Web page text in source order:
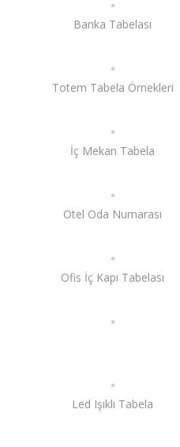
Banka Tabelası
Totem Tabela Örnekleri
İç Mekan Tabela
Otel Oda Numarası
Ofis İç Kapı Tabelası
Led Işıklı Tabela